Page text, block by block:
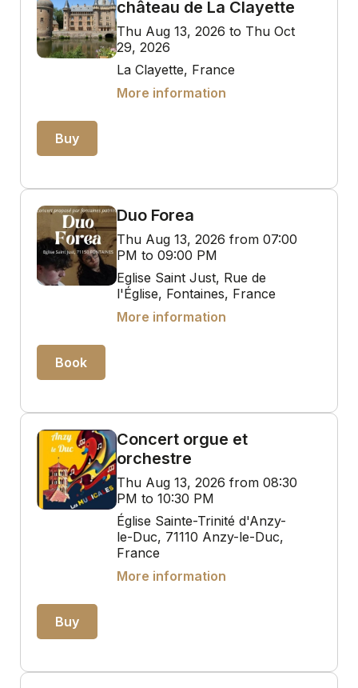
château de La Clayette
Thu Aug 13, 2026 to Thu Oct
29, 2026
La Clayette, France
More information
Buy
Duo Forea
Thu Aug 13, 2026 from 07:00
PM to 09:00 PM
Eglise Saint Just, Rue de
l'Église, Fontaines, France
More information
Book
Concert orgue et
orchestre
Thu Aug 13, 2026 from 08:30
PM to 10:30 PM
Église Sainte-Trinité d'Anzy-
le-Duc, 71110 Anzy-le-Duc,
France
More information
Buy